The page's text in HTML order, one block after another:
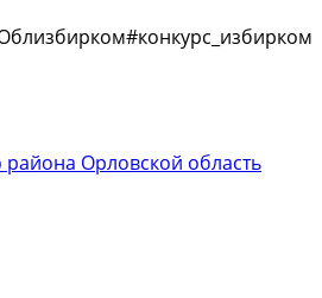
Орловской область